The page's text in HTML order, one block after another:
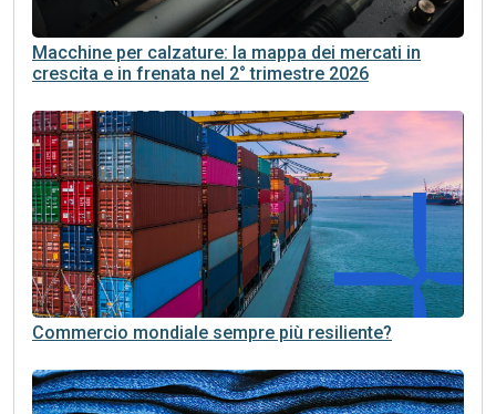
Macchine per calzature: la mappa dei mercati in
crescita e in frenata nel 2° trimestre 2026
Commercio mondiale sempre più resiliente?